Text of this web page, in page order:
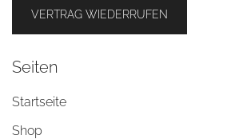
VERTRAG WIEDERRUFEN
Seiten
Startseite
Shop